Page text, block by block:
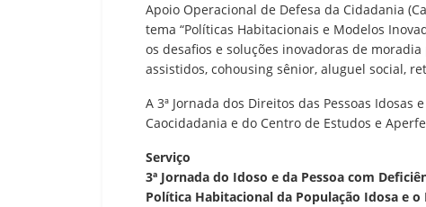
Apoio Operacional de Defesa da Cidadania
tema “Polí­ticas Habitacionais e Modelos
os desafios e soluções inovadoras de
assistidos, cohousing sênior, aluguel social,
A 3ª Jornada dos Direitos das Pessoas
Caocidadania e do Centro de Estudos e
Serviço
3ª Jornada do Idoso e da Pessoa com
Política Habitacional da População Idosa e o